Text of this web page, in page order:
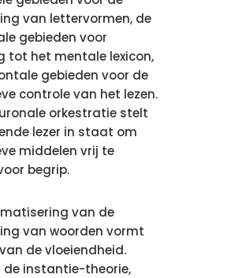
van lettervormen, de
gebieden voor
tot het mentale lexicon,
gebieden voor de
controle van het lezen.
orkestratie stelt
lezer in staat om
middelen vrij te
begrip.
van de
van woorden vormt
de vloeiendheid.
de instantie-theorie,